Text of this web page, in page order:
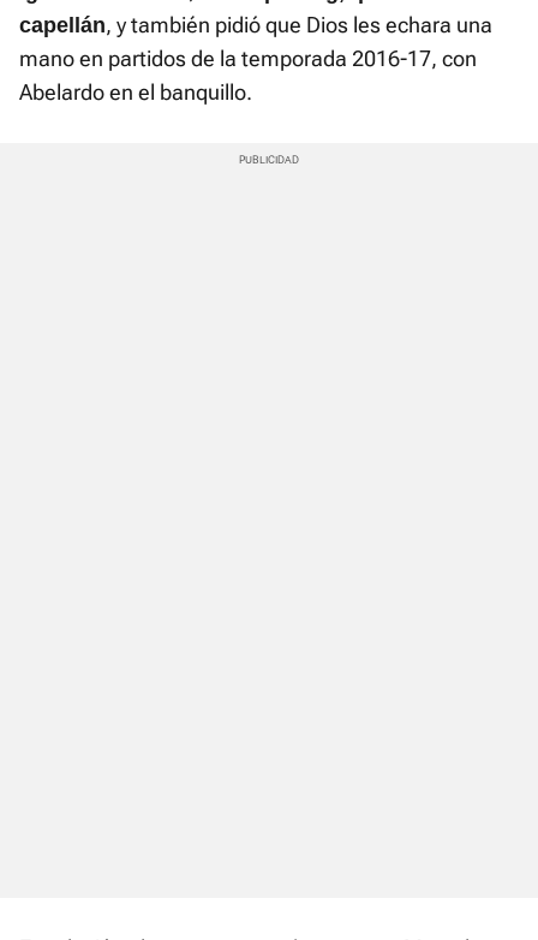
capellán, y también pidió que Dios les echara una
mano en partidos de la temporada 2016-17, con
Abelardo en el banquillo.